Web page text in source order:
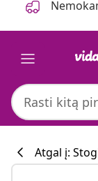
Atgal į: